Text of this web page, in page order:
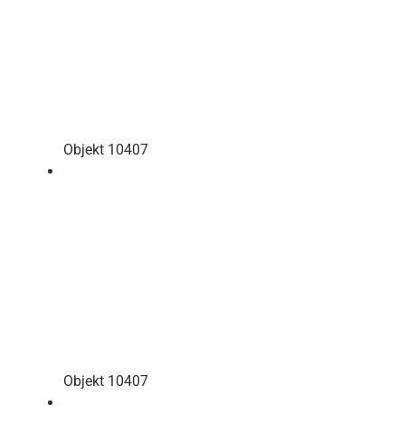
Objekt 10407
Objekt 10407